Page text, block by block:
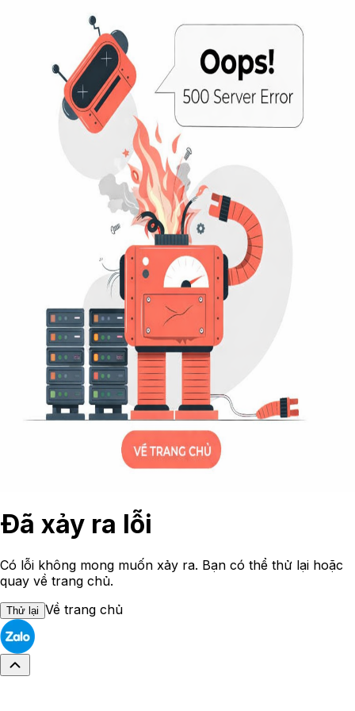
Đã xảy ra lỗi
Có lỗi không mong muốn xảy ra. Bạn có thể thử lại hoặc
quay về trang chủ.
Thử lại Về trang chủ